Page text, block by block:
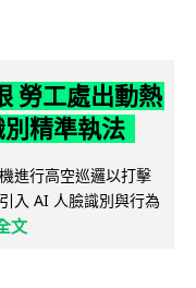
勞工處出動熱
精準執法
進行高空巡邏以打擊
入 AI 人臉識別與行為
文